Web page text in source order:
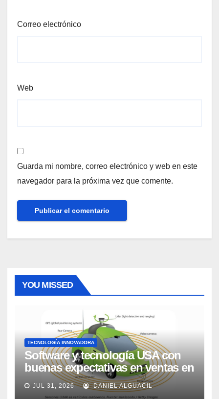
Correo electrónico
Web
Guarda mi nombre, correo electrónico y web en este
navegador para la próxima vez que comente.
YOU MISSED
TECNOLOGÍA INNOVADORA
Software y tecnología USA con
buenas expectativas en ventas en
los próximos 2 años, según
Market Watch
JUL 31, 2026 DANIEL ALGUACIL